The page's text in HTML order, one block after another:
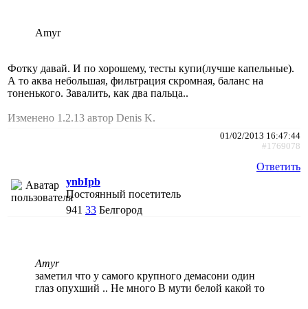
Amyr
Фотку давай. И по хорошему, тесты купи(лучше капельные).
А то аква небольшая, фильтрация скромная, баланс на
тоненького. Завалить, как два пальца..
Изменено 1.2.13 автор Denis K.
01/02/2013 16:47:44
#1769078
Ответить
ynbIpb
Постоянный посетитель
941 33 Белгород
Amyr
заметил что у самого крупного демасони один
глаз опухший .. Не много В мути белой какой то